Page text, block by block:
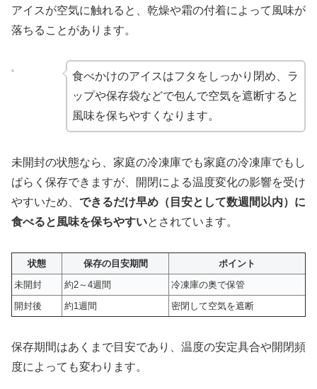
アイスが空気に触れると、乾燥や霜の付着によって風味が
落ちることがあります。
食べかけのアイスはフタをしっかり閉め、ラ
ップや保存袋などで包んで空気を遮断すると
風味を保ちやすくなります。
未開封の状態なら、家庭の冷凍庫でも家庭の冷凍庫でもし
ばらく保存できますが、開閉による温度変化の影響を受け
やすいため、 できるだけ早め（目安として数週間以内）に
食べると風味を保ちやすいとされています。
状態 保存の目安期間
ポイント
未開封
約2～4週間
冷凍庫の奥で保管
開封後
約1週間 密閉して空気を遮断
保存期間はあくまで目安であり、温度の安定具合や開閉頻
度によっても変わります。